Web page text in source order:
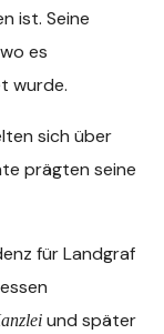
ist. Seine
es
wurde.
sich über
prägten seine
für Landgraf
und später